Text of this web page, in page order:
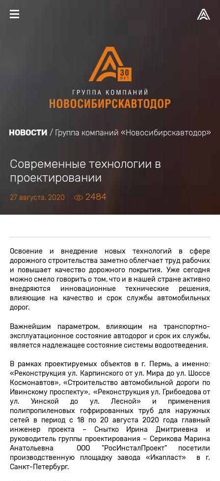
НОВОСТИ Группа компаний «Новосибирскавтодор»
Современные технологии в
проектировании
27 августа, 2020 2484
Освоение и внедрение новых технологий в сфере
дорожного строительства заметно облегчает труд рабочих
и повышает качество дорожного покрытия. Уже сегодня
можно смело говорить о том, что и в нашей стране активно
внедряются инновационные технические решения,
влияющие на качество и срок службы автомобильных
дорог.
Важнейшим параметром, влияющим на транспортно-
эксплуатационное состояние автодорог и срок их службы,
является надлежащее состояние системы водоотведения.
В рамках проектируемых объектов в г. Пермь, а именно:
«Реконструкция ул. Карпинского от ул. Мира до ул. Шоссе
Космонавтов», «Строительство автомобильной дороги по
Ивинскому проспекту», «Реконструкция ул. Грибоедова от
ул. Уинской до ул. Лесной» и применения
полипропиленовых гофрированных труб для наружных
сетей в период с 18 по 20 августа 2020 года главный
инженер проекта – Снытко Ирина Дмитриевна и
руководитель группы проектирования – Серикова Марина
Анатольевна ООО "РосИнсталПроект" посетили
производственную площадку завода «Икапласт» в г.
Санкт-Петербург.